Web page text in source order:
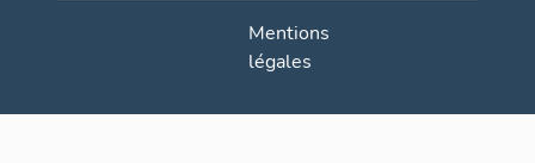
Mentions
légales